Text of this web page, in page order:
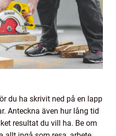
du ha skrivit ned på en lapp
Anteckna även hur lång tid
resultat du vill ha. Be om